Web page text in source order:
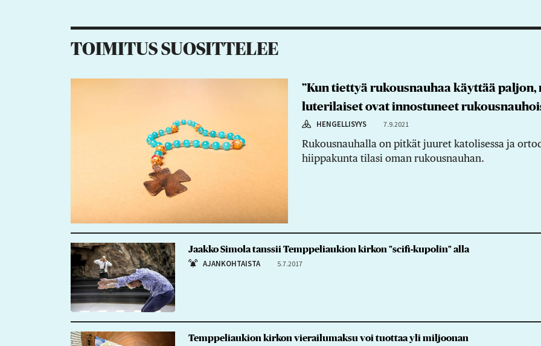
TOIMITUS SUOSITTELEE
”Kun tiettyä rukousnauhaa käyttää paljon,
luterilaiset ovat innostuneet
HENGELLISYYS 7.9.2021
Rukousnauhalla on pitkät juuret katolisessa ja
hiippakunta tilasi oman rukousnauhan.
Jaakko Simola tanssii Temppeliaukion kirkon "scifi-kupolin" alla
AJANKOHTAISTA 5.7.2017
Temppeliaukion kirkon vierailumaksu voi tuottaa yli miljoonan